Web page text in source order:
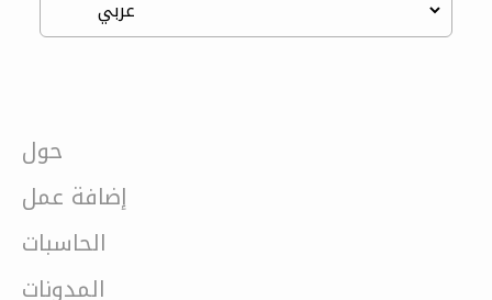
حول
إضافة عمل
الحاسبات
المدونات